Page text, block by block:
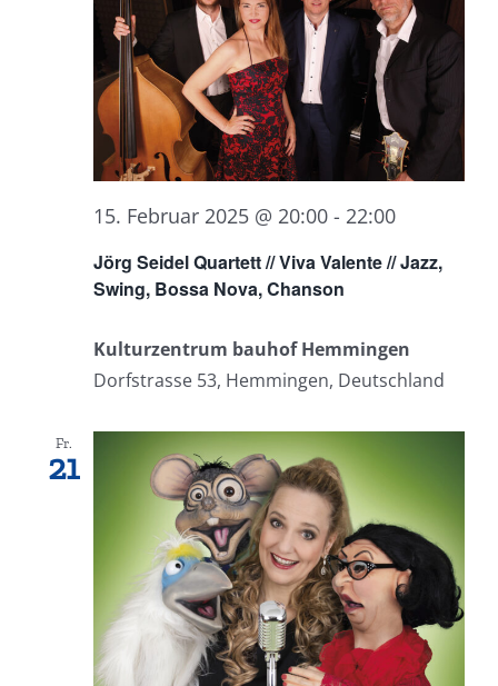
Jörg Seidel Quartett // Viva Valente // Jazz,
Swing, Bossa Nova, Chanson
15. Februar 2025 @ 20:00 - 22:00
Kulturzentrum bauhof Hemmingen
Dorfstrasse 53, Hemmingen, Deutschland
Fr.
21